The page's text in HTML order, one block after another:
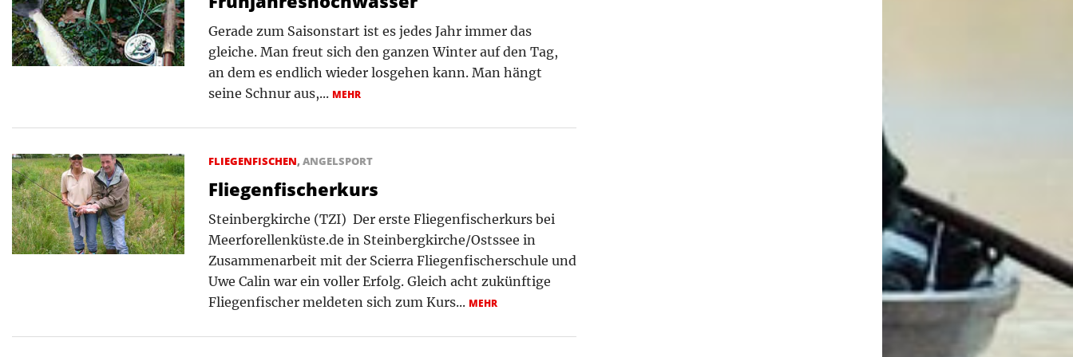
Gerade zum Saisonstart ist es jedes Jahr immer das
gleiche. Man freut sich den ganzen Winter auf den Tag,
an dem es endlich wieder losgehen kann. Man hängt
seine Schnur aus,... MEHR
FLIEGENFISCHEN, ANGELSPORT
Fliegenfischerkurs
Steinbergkirche (TZI)  Der erste Fliegenfischerkurs bei
Meerforellenküste.de in Steinbergkirche/Ostssee in
Zusammenarbeit mit der Scierra Fliegenfischerschule und
Uwe Calin war ein voller Erfolg. Gleich acht zukünftige
Fliegenfischer meldeten sich zum Kurs... MEHR